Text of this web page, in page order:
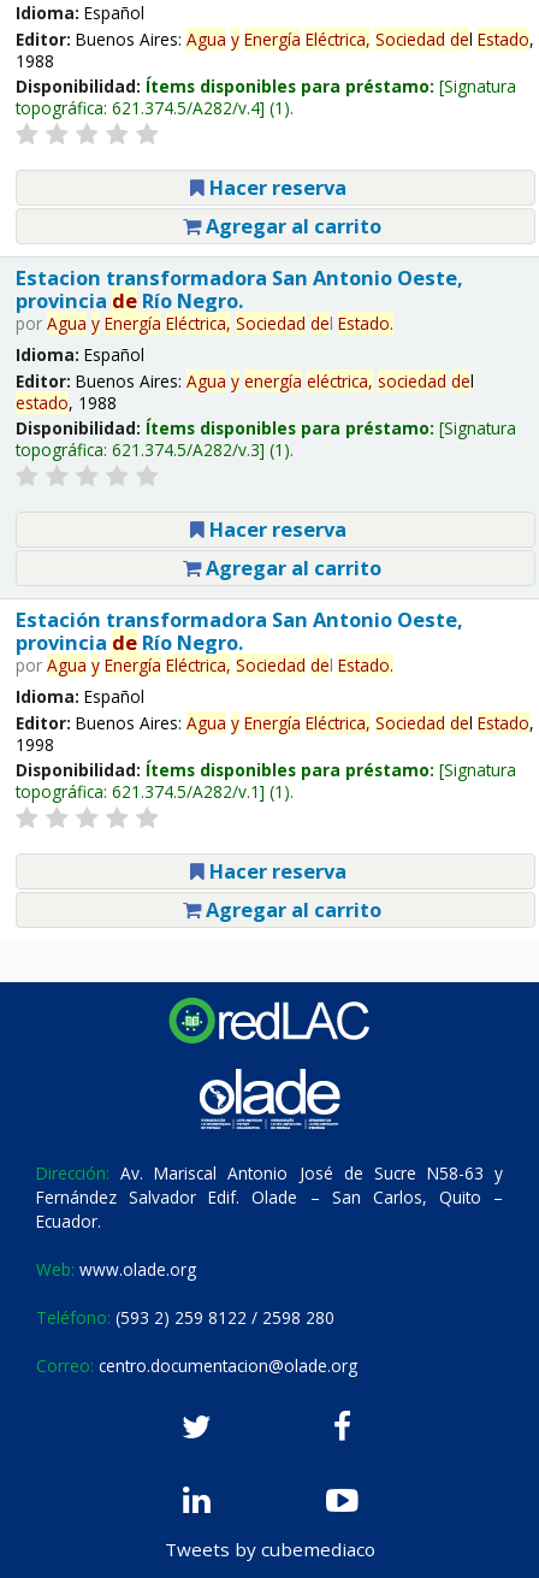
Idioma: Español
Editor: Buenos Aires: Agua y Energía Eléctrica, Sociedad del Estado,
1988
Disponibilidad: Ítems disponibles para préstamo: Signatura
topográfica: 621.374.5/A282/v.4 (1).
Hacer reserva
Agregar al carrito
Estacion transformadora San Antonio Oeste,
provincia deRío Negro.
por Agua y Energía Eléctrica, Sociedad del Estado.
Idioma: Español
Editor: Buenos Aires: Agua y energía eléctrica, sociedad del
estado, 1988
Disponibilidad: Ítems disponibles para préstamo: Signatura
topográfica: 621.374.5/A282/v.3 (1).
Hacer reserva
Agregar al carrito
Estación transformadora San Antonio Oeste,
provincia deRío Negro.
por Agua y Energía Eléctrica, Sociedad del Estado.
Idioma: Español
Editor: Buenos Aires: Agua y Energía Eléctrica, Sociedad del Estado,
1998
Disponibilidad: Ítems disponibles para préstamo: Signatura
topográfica: 621.374.5/A282/v.1 (1).
Hacer reserva
Agregar al carrito
Dirección: Av. Mariscal Antonio José de Sucre N58-63 y
Fernández Salvador Edif. Olade – San Carlos, Quito –
Ecuador.
Web: www.olade.org
Teléfono: (593 2) 259 8122 / 2598 280
Correo: centro.documentacion@olade.org
Tweets by cubemediaco